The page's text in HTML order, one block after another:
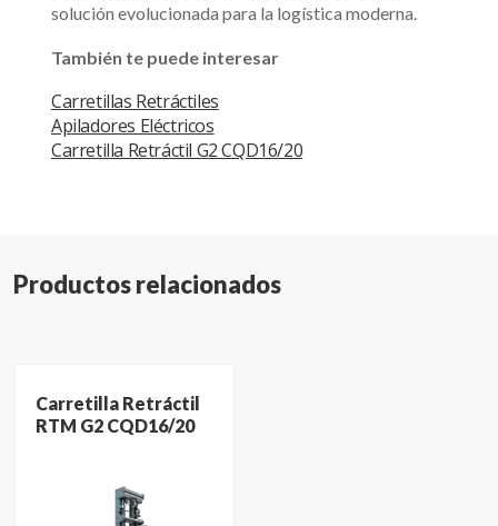
solución evolucionada para la logística moderna.
También te puede interesar
Carretillas Retráctiles
Apiladores Eléctricos
Carretilla Retráctil G2 CQD16/20
G2 CQD 20 GB2SLI/GB2S
Altura
estándar
Productos relacionados
Carretilla Retráctil
RTM G2 CQD16/20